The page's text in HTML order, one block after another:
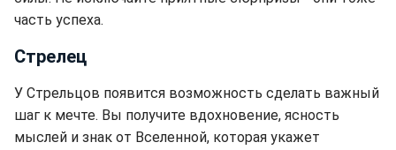
часть успеха.
Стрелец
У Стрельцов появится возможность сделать важный
шаг к мечте. Вы получите вдохновение, ясность
мыслей и знак от Вселенной, которая укажет